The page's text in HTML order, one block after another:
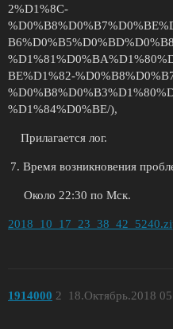
2%D1%8C-
BE%D1%82-
%D1%84%D0%BE/),
Прилагается лог.
Время возникновения
Около 22:30 по Мск.
1914000 18.Октябрь.2018
2